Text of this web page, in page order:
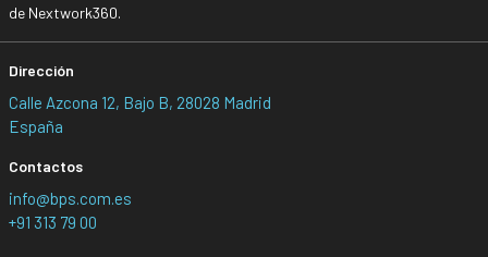
de Nextwork360.
Dirección
Calle Azcona 12, Bajo B, 28028 Madrid
España
Contactos
info@bps.com.es
+91 313 79 00